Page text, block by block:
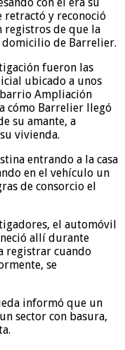
retractó y reconoció
registros de que la
domicilio de Barrelier.
fueron las
ubicado a unos
barrio Ampliación
cómo Barrelier llegó
su amante, a
vivienda.
entrando a la casa
en el vehículo un
de consorcio el
el automóvil
allí durante
registrar cuando
se
informó que un
sector con basura,